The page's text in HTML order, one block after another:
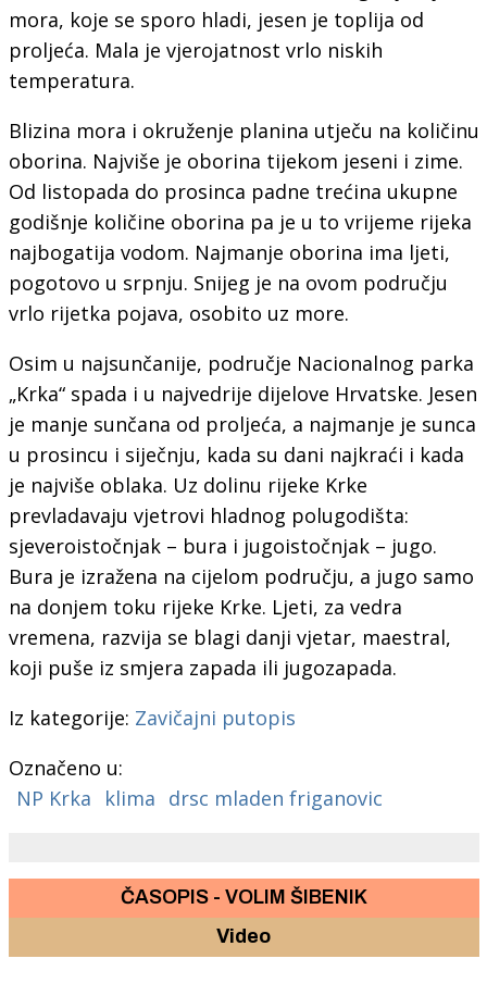
mora, koje se sporo hladi, jesen je toplija od
proljeća. Mala je vjerojatnost vrlo niskih
temperatura.
Blizina mora i okruženje planina utječu na količinu
oborina. Najviše je oborina tijekom jeseni i zime.
Od listopada do prosinca padne trećina ukupne
godišnje količine oborina pa je u to vrijeme rijeka
najbogatija vodom. Najmanje oborina ima ljeti,
pogotovo u srpnju. Snijeg je na ovom području
vrlo rijetka pojava, osobito uz more.
Osim u najsunčanije, područje Nacionalnog parka
„Krka“ spada i u najvedrije dijelove Hrvatske. Jesen
je manje sunčana od proljeća, a najmanje je sunca
u prosincu i siječnju, kada su dani najkraći i kada
je najviše oblaka. Uz dolinu rijeke Krke
prevladavaju vjetrovi hladnog polugodišta:
sjeveroistočnjak – bura i jugoistočnjak – jugo.
Bura je izražena na cijelom području, a jugo samo
na donjem toku rijeke Krke. Ljeti, za vedra
vremena, razvija se blagi danji vjetar, maestral,
koji puše iz smjera zapada ili jugozapada.
Iz kategorije: Zavičajni putopis
Označeno u:
NP Krka
klima drsc mladen friganovic
ČASOPIS - VOLIM ŠIBENIK
Video